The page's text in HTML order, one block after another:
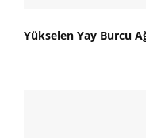
Yükselen Yay Burcu